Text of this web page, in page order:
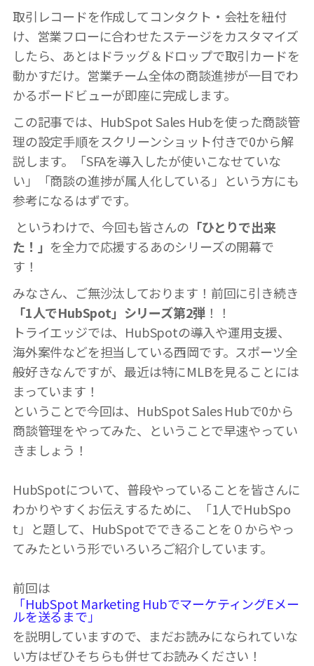
取引レコードを作成してコンタクト・会社を紐付
け、営業フローに合わせたステージをカスタマイズ
したら、あとはドラッグ＆ドロップで取引カードを
動かすだけ。営業チーム全体の商談進捗が一目でわ
かるボードビューが即座に完成します。
この記事では、HubSpot Sales Hubを使った商談管
理の設定手順をスクリーンショット付きで0から解
説します。「SFAを導入したが使いこなせていな
い」「商談の進捗が属人化している」という方にも
参考になるはずです。
というわけで、今回も皆さんの 「ひとりで出来
た！」 を全力で応援するあのシリーズの開幕で
す！
みなさん、ご無沙汰しております！前回に引き続き
「1人でHubSpot」シリーズ第2弾 ！！
トライエッジでは、HubSpotの導入や運用支援、
海外案件などを担当している西岡です。スポーツ全
般好きなんですが、最近は特にMLBを見ることには
まっています！
ということで今回は、HubSpot Sales Hubで0から
商談管理をやってみた、ということで早速やってい
きましょう！
HubSpotについて、普段やっていることを皆さんに
わかりやすくお伝えするために、「1人でHubSpo
t」と題して、HubSpotでできることを０からやっ
てみたという形でいろいろご紹介しています。
前回は
「HubSpot Marketing HubでマーケティングEメー
ルを送るまで」
を説明していますので、まだお読みになられていな
い方はぜひそちらも併せてお読みください！